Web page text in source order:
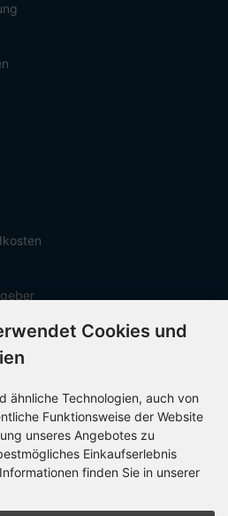
Cookies und
ähnliche Technologien, auch von
Funktionsweise der Website
unseres Angebotes zu
Einkaufserlebnis
finden Sie in unserer